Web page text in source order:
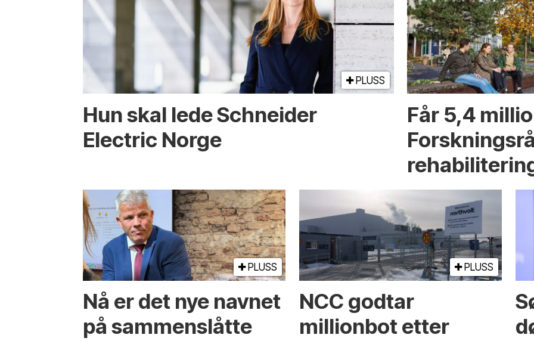
PLUSS
Hun skal lede Schneider
Electric Norge
Får 5,4
PLUSS
Nå er det nye navnet
på sammenslåtte
PLUSS
NCC godtar
millionbot etter